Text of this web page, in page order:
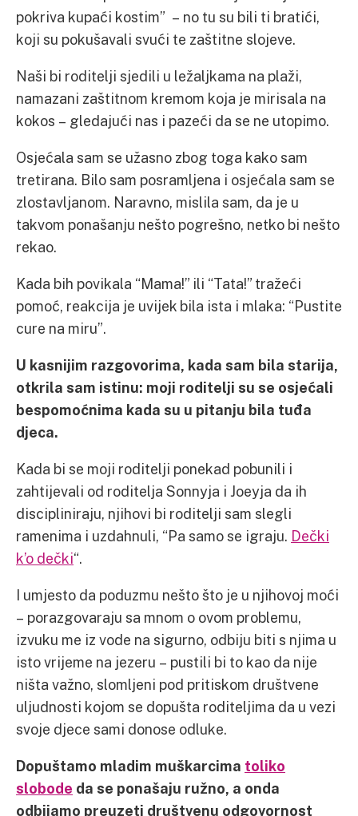
pokriva kupaći kostim” – no tu su bili ti bratići,
koji su pokušavali svući te zaštitne slojeve.
Naši bi roditelji sjedili u ležaljkama na plaži,
namazani zaštitnom kremom koja je mirisala na
kokos – gledajući nas i pazeći da se ne utopimo.
Osjećala sam se užasno zbog toga kako sam
tretirana. Bilo sam posramljena i osjećala sam se
zlostavljanom. Naravno, mislila sam, da je u
takvom ponašanju nešto pogrešno, netko bi nešto
rekao.
Kada bih povikala “Mama!” ili “Tata!” tražeći
pomoć, reakcija je uvijek bila ista i mlaka: “Pustite
cure na miru”.
U kasnijim razgovorima, kada sam bila starija,
otkrila sam istinu: moji roditelji su se osjećali
bespomoćnima kada su u pitanju bila tuđa
djeca.
Kada bi se moji roditelji ponekad pobunili i
zahtijevali od roditelja Sonnyja i Joeyja da ih
discipliniraju, njihovi bi roditelji sam slegli
ramenima i uzdahnuli, “Pa samo se igraju. Dečki
k’o dečki“.
I umjesto da poduzmu nešto što je u njihovoj moći
– porazgovaraju sa mnom o ovom problemu,
izvuku me iz vode na sigurno, odbiju biti s njima u
isto vrijeme na jezeru – pustili bi to kao da nije
ništa važno, slomljeni pod pritiskom društvene
uljudnosti kojom se dopušta roditeljima da u vezi
svoje djece sami donose odluke.
Dopuštamo mladim muškarcima toliko
slobode da se ponašaju ružno, a onda
odbijamo preuzeti društvenu odgovornost